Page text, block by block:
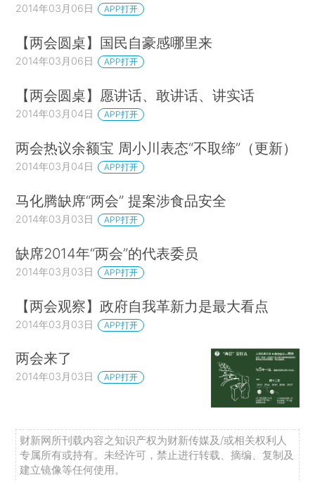
2014年03月06日 APP打开
【两会圆桌】国民自豪感哪里来
2014年03月06日 APP打开
【两会圆桌】愿讲话、敢讲话、讲实话
2014年03月04日 APP打开
两会热议余额宝 周小川表态“不取缔”（更新）
2014年03月04日 APP打开
马化腾缺席“两会” 提案涉食品安全
2014年03月03日 APP打开
缺席2014年“两会”的代表委员
2014年03月03日 APP打开
【两会观察】政府自我革新力是最大看点
2014年03月03日 APP打开
两会来了
2014年03月03日 APP打开
财新网所刊载内容之知识产权为财新传媒及/或相关权利人
专属所有或持有。未经许可，禁止进行转载、摘编、复制及
建立镜像等任何使用。